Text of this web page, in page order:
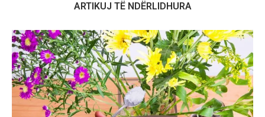
ARTIKUJ TË NDËRLIDHURA